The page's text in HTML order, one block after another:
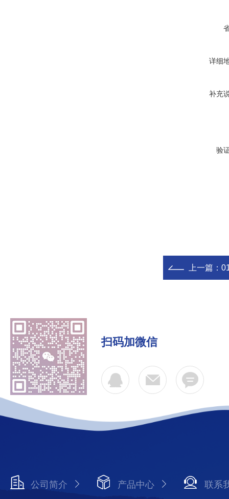
详细
补充
验
上一篇：
扫码加微信
公司简介 产品中心 联系